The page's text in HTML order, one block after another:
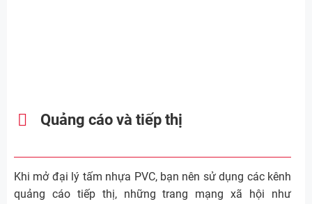
Quảng cáo và tiếp thị
Khi mở đại lý tấm nhựa PVC, bạn nên sử dụng các kênh
quảng cáo tiếp thị, những trang mạng xã hội như